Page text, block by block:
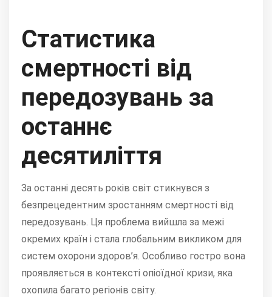
Статистика
смертності від
передозувань за
останнє
десятиліття
За останні десять років світ стикнувся з
безпрецедентним зростанням смертності від
передозувань. Ця проблема вийшла за межі
окремих країн і стала глобальним викликом для
систем охорони здоров’я. Особливо гостро вона
проявляється в контексті опіоїдної кризи, яка
охопила багато регіонів світу.